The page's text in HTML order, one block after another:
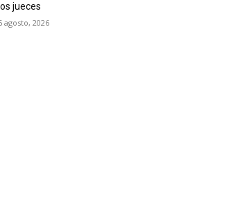
los jueces
agosto, 2026